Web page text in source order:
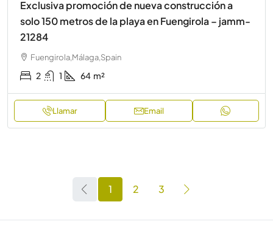
Exclusiva promoción de nueva construcción a
solo 150 metros de la playa en Fuengirola – jamm-
21284
Fuengirola,Málaga,Spain
2 1 64 m²
Llamar Email
1 2 3